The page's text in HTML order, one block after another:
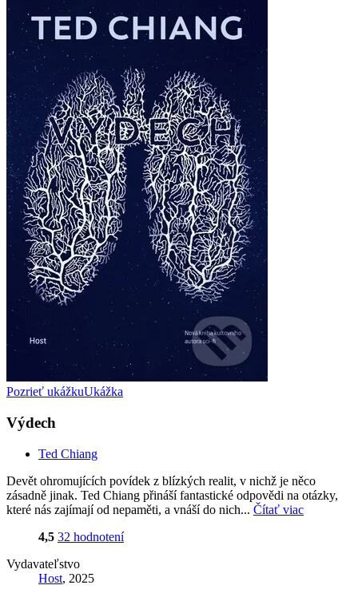
Pozrieť ukážkuUkážka
Výdech
Ted Chiang
Devět ohromujících povídek z blízkých realit, v nichž je něco
zásadně jinak. Ted Chiang přináší fantastické odpovědi na otázky,
které nás zajímají od nepaměti, a vnáší do nich... Čítať viac
4,5 32 hodnotení
Vydavateľstvo
Host, 2025